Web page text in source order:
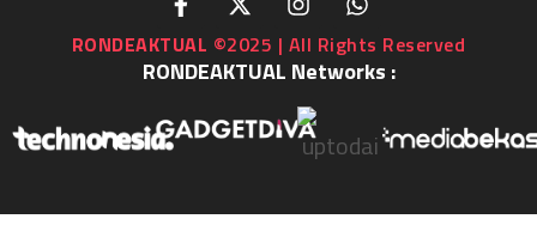
RONDEAKTUAL ©2025 | All Rights Reserved
RONDEAKTUAL Networks :